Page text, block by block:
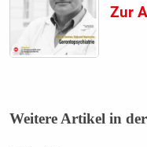
Zur
Weitere Artikel in